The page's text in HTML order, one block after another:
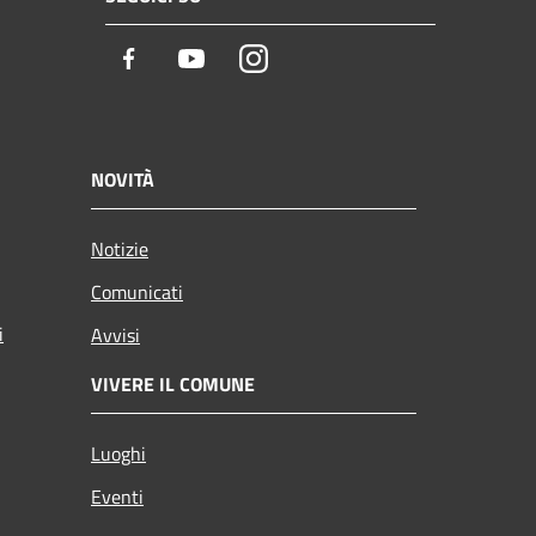
Facebook YoutubeInstagram
NOVITÀ
Notizie
Comunicati
Avvisi
VIVERE IL COMUNE
Luoghi
Eventi